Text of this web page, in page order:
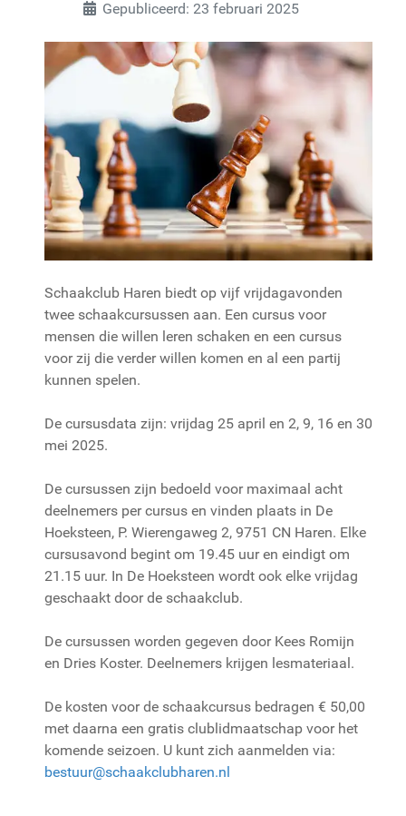
Gepubliceerd: 23 februari 2025
Schaakclub Haren biedt op vijf vrijdagavonden
twee schaakcursussen aan. Een cursus voor
mensen die willen leren schaken en een cursus
voor zij die verder willen komen en al een partij
kunnen spelen.
De cursusdata zijn: vrijdag 25 april en 2, 9, 16 en 30
mei 2025.
De cursussen zijn bedoeld voor maximaal acht
deelnemers per cursus en vinden plaats in De
Hoeksteen, P. Wierengaweg 2, 9751 CN Haren. Elke
cursusavond begint om 19.45 uur en eindigt om
21.15 uur. In De Hoeksteen wordt ook elke vrijdag
geschaakt door de schaakclub.
De cursussen worden gegeven door Kees Romijn
en Dries Koster. Deelnemers krijgen lesmateriaal.
De kosten voor de schaakcursus bedragen € 50,00
met daarna een gratis clublidmaatschap voor het
komende seizoen. U kunt zich aanmelden via:
bestuur@schaakclubharen.nl